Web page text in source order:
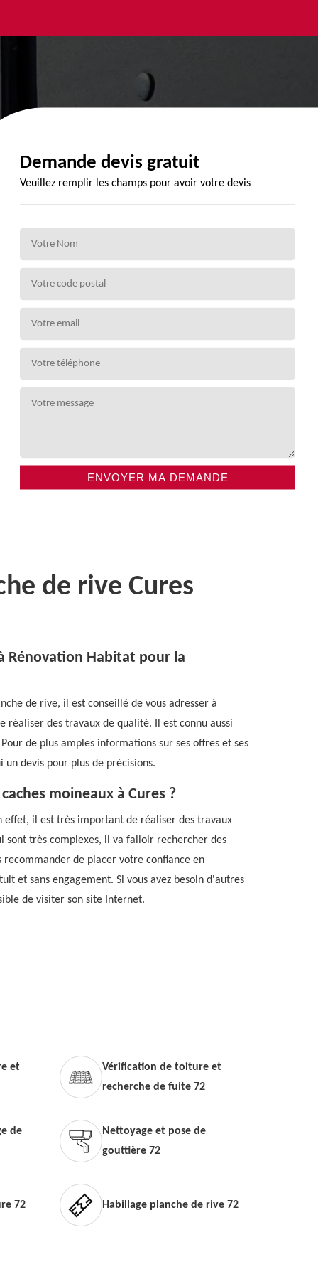
Demande devis gratuit
Veuillez remplir les champs pour avoir votre devis
de rive Cures
Rénovation Habitat pour la
de rive, il est conseillé de vous adresser à
réaliser des travaux de qualité. Il est connu aussi
de plus amples informations sur ses offres et ses
devis pour plus de précisions.
moineaux à Cures ?
il est très important de réaliser des travaux
sont très complexes, il va falloir rechercher des
recommander de placer votre confiance en
et sans engagement. Si vous avez besoin d'autres
de visiter son site Internet.
et
Vérification de toiture et
recherche de fuite 72
de
Nettoyage et pose de
gouttière 72
72 Habillage planche de rive 72